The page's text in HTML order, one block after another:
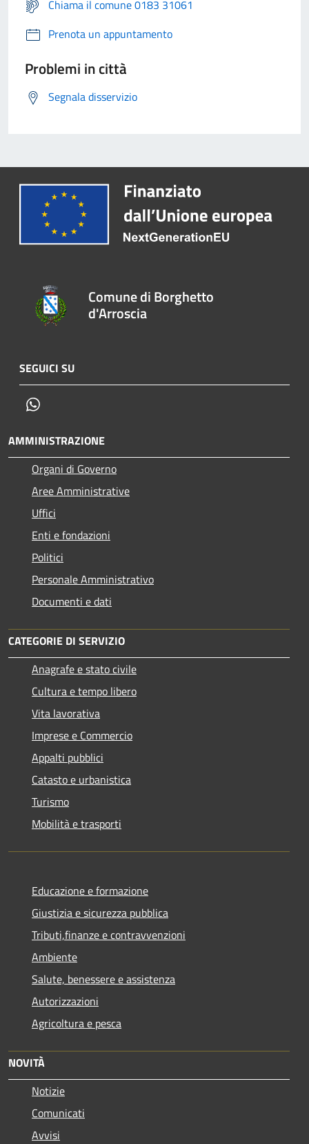
Chiama il comune 0183 31061
Prenota un appuntamento
Problemi in città
Segnala disservizio
Comune di Borghetto
d'Arroscia
SEGUICI SU
AMMINISTRAZIONE
Organi di Governo
Aree Amministrative
Uffici
Enti e fondazioni
Politici
Personale Amministrativo
Documenti e dati
CATEGORIE DI SERVIZIO
Anagrafe e stato civile
Cultura e tempo libero
Vita lavorativa
Imprese e Commercio
Appalti pubblici
Catasto e urbanistica
Turismo
Mobilità e trasporti
Educazione e formazione
Giustizia e sicurezza pubblica
Tributi,finanze e contravvenzioni
Ambiente
Salute, benessere e assistenza
Autorizzazioni
Agricoltura e pesca
NOVITÀ
Notizie
Comunicati
Avvisi